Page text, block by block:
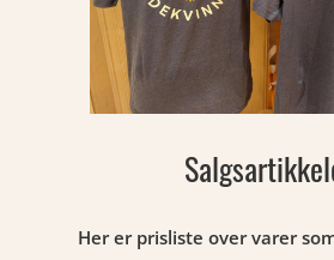
Her er prisliste over varer